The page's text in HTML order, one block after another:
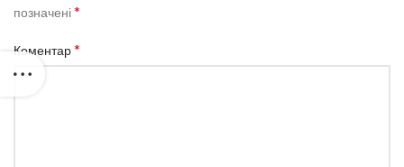
позначені*
Коментар*